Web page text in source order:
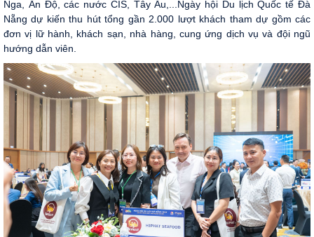
Nga, Ấn Độ, các nước CIS, Tây Âu,...Ngày hội Du lịch Quốc tế Đà
Nẵng dự kiến thu hút tổng gần 2.000 lượt khách tham dự gồm các
đơn vị lữ hành, khách sạn, nhà hàng, cung ứng dịch vụ và đội ngũ
hướng dẫn viên.